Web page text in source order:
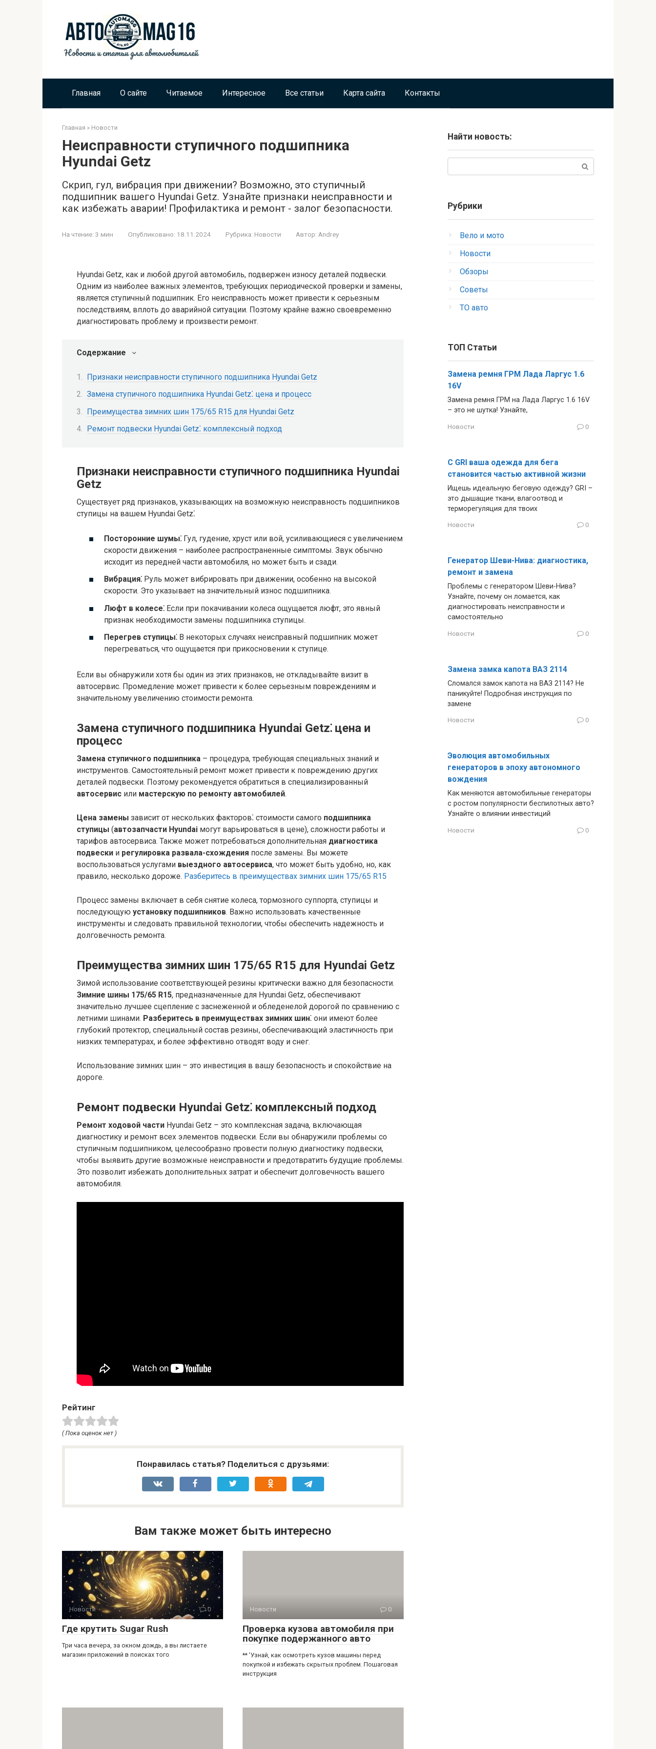
Главная О сайте Читаемое Интересное Все статьи Карта сайта Контакты
Главная » Новости
Неисправности ступичного подшипника
Hyundai Getz
Скрип, гул, вибрация при движении? Возможно, это ступичный
подшипник вашего Hyundai Getz. Узнайте признаки неисправности и
как избежать аварии! Профилактика и ремонт - залог безопасности.
На чтение: 3 мин Опубликовано: 18.11.2024 Рубрика: Новости Автор: Andrey
Hyundai Getz, как и любой другой автомобиль, подвержен износу деталей подвески.
Одним из наиболее важных элементов, требующих периодической проверки и замены,
является ступичный подшипник. Его неисправность может привести к серьезным
последствиям, вплоть до аварийной ситуации. Поэтому крайне важно своевременно
диагностировать проблему и произвести ремонт.
Содержание
Признаки неисправности ступичного подшипника Hyundai Getz
Замена ступичного подшипника Hyundai Getz⁚ цена и процесс
Преимущества зимних шин 175/65 R15 для Hyundai Getz
Ремонт подвески Hyundai Getz⁚ комплексный подход
Признаки неисправности ступичного подшипника Hyundai
Getz
Существует ряд признаков, указывающих на возможную неисправность подшипников
ступицы на вашем Hyundai Getz⁚
Посторонние шумы⁚ Гул, гудение, хруст или вой, усиливающиеся с увеличением
скорости движения – наиболее распространенные симптомы. Звук обычно
исходит из передней части автомобиля, но может быть и сзади.
Вибрация⁚ Руль может вибрировать при движении, особенно на высокой
скорости. Это указывает на значительный износ подшипника.
Люфт в колесе⁚ Если при покачивании колеса ощущается люфт, это явный
признак необходимости замены подшипника ступицы.
Перегрев ступицы⁚ В некоторых случаях неисправный подшипник может
перегреваться, что ощущается при прикосновении к ступице.
Если вы обнаружили хотя бы один из этих признаков, не откладывайте визит в
автосервис. Промедление может привести к более серьезным повреждениям и
значительному увеличению стоимости ремонта.
Замена ступичного подшипника Hyundai Getz⁚ цена и
процесс
Замена ступичного подшипника – процедура, требующая специальных знаний и
инструментов. Самостоятельный ремонт может привести к повреждению других
деталей подвески. Поэтому рекомендуется обратиться в специализированный
автосервис или мастерскую по ремонту автомобилей.
Цена замены зависит от нескольких факторов⁚ стоимости самого подшипника
ступицы (автозапчасти Hyundai могут варьироваться в цене), сложности работы и
тарифов автосервиса. Также может потребоваться дополнительная диагностика
подвески и регулировка развала-схождения после замены. Вы можете
воспользоваться услугами выездного автосервиса, что может быть удобно, но, как
правило, несколько дороже. Разберитесь в преимуществах зимних шин 175/65 R15
Процесс замены включает в себя снятие колеса, тормозного суппорта, ступицы и
последующую установку подшипников. Важно использовать качественные
инструменты и следовать правильной технологии, чтобы обеспечить надежность и
долговечность ремонта.
Преимущества зимних шин 175/65 R15 для Hyundai Getz
Зимой использование соответствующей резины критически важно для безопасности.
Зимние шины 175/65 R15, предназначенные для Hyundai Getz, обеспечивают
значительно лучшее сцепление с заснеженной и обледенелой дорогой по сравнению с
летними шинами. Разберитесь в преимуществах зимних шин⁚ они имеют более
глубокий протектор, специальный состав резины, обеспечивающий эластичность при
низких температурах, и более эффективно отводят воду и снег.
Использование зимних шин – это инвестиция в вашу безопасность и спокойствие на
дороге.
Ремонт подвески Hyundai Getz⁚ комплексный подход
Ремонт ходовой части Hyundai Getz – это комплексная задача, включающая
диагностику и ремонт всех элементов подвески. Если вы обнаружили проблемы со
ступичным подшипником, целесообразно провести полную диагностику подвески,
чтобы выявить другие возможные неисправности и предотвратить будущие проблемы.
Это позволит избежать дополнительных затрат и обеспечит долговечность вашего
автомобиля.
Рейтинг
( Пока оценок нет )
Понравилась статья? Поделиться с друзьями:
Вам также может быть интересно
Новости 0
Где крутить Sugar Rush
Три часа вечера, за окном дождь, а вы листаете
магазин приложений в поисках того
Новости 0
Проверка кузова автомобиля при
покупке подержанного авто
** 'Узнай, как осмотреть кузов машины перед
покупкой и избежать скрытых проблем. Пошаговая
инструкция
Найти новость:
Рубрики
Вело и мото
Новости
Обзоры
Советы
ТО авто
ТОП Статьи
Замена ремня ГРМ Лада Ларгус 1.6
16V
Замена ремня ГРМ на Лада Ларгус 1.6 16V
– это не шутка! Узнайте,
Новости 0
С GRI ваша одежда для бега
становится частью активной жизни
Ищешь идеальную беговую одежду? GRI –
это дышащие ткани, влагоотвод и
терморегуляция для твоих
Новости 0
Генератор Шеви-Нива: диагностика,
ремонт и замена
Проблемы с генератором Шеви-Нива?
Узнайте, почему он ломается, как
диагностировать неисправности и
самостоятельно
Новости 0
Замена замка капота ВАЗ 2114
Сломался замок капота на ВАЗ 2114? Не
паникуйте! Подробная инструкция по
замене
Новости 0
Эволюция автомобильных
генераторов в эпоху автономного
вождения
Как меняются автомобильные генераторы
с ростом популярности беспилотных авто?
Узнайте о влиянии инвестиций
Новости 0